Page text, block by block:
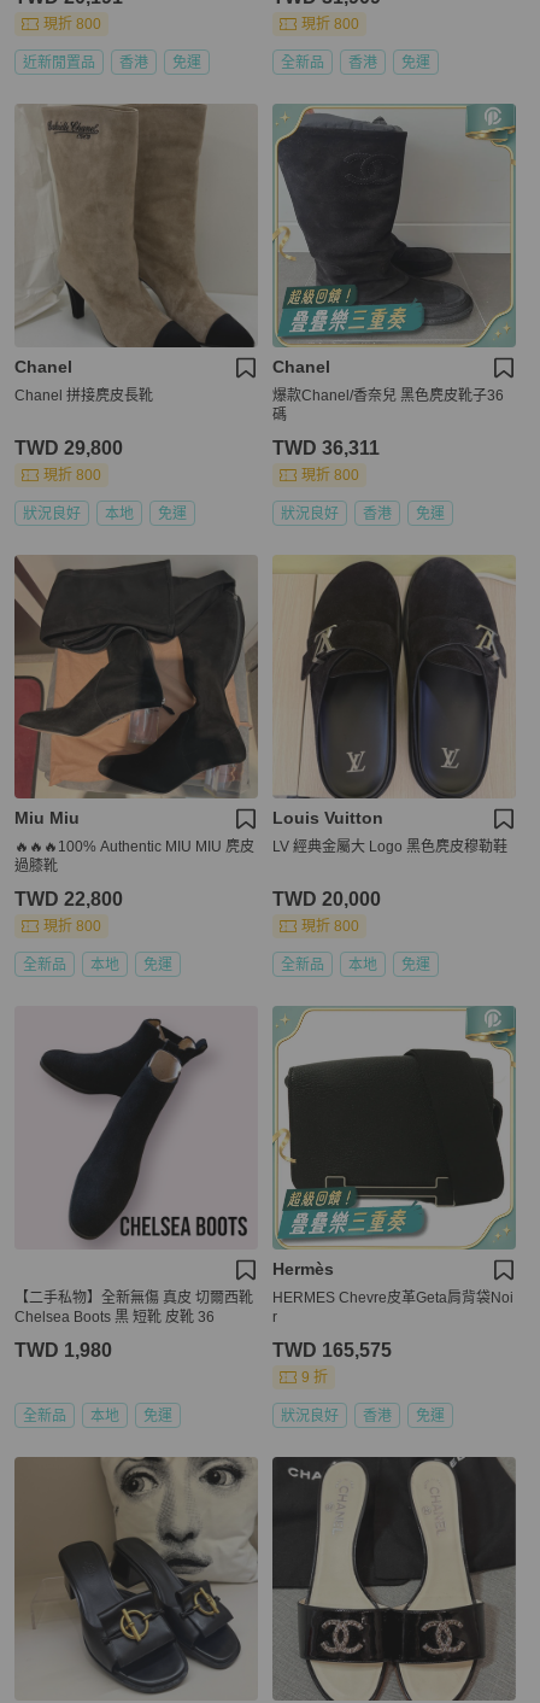
現折 800
近新閒置品 香港 免運
現折 800
全新品 香港 免運
Chanel
Chanel 拼接麂皮長靴
TWD 29,800
現折 800
狀況良好 本地 免運
Chanel
爆款Chanel/香奈兒 黑色麂皮靴子36
碼
TWD 36,311
現折 800
狀況良好 香港 免運
Miu Miu
🔥🔥🔥100% Authentic MIU MIU 麂皮
過膝靴
TWD 22,800
現折 800
全新品 本地 免運
Louis Vuitton
LV 經典金屬大 Logo 黑色麂皮穆勒鞋
TWD 20,000
現折 800
全新品 本地 免運
【二手私物】全新無傷 真皮 切爾西靴
Chelsea Boots 黒 短靴 皮靴 36
TWD 1,980
全新品 本地 免運
Hermès
HERMES Chevre皮革Geta肩背袋Noi
r
TWD 165,575
9 折
狀況良好 香港 免運